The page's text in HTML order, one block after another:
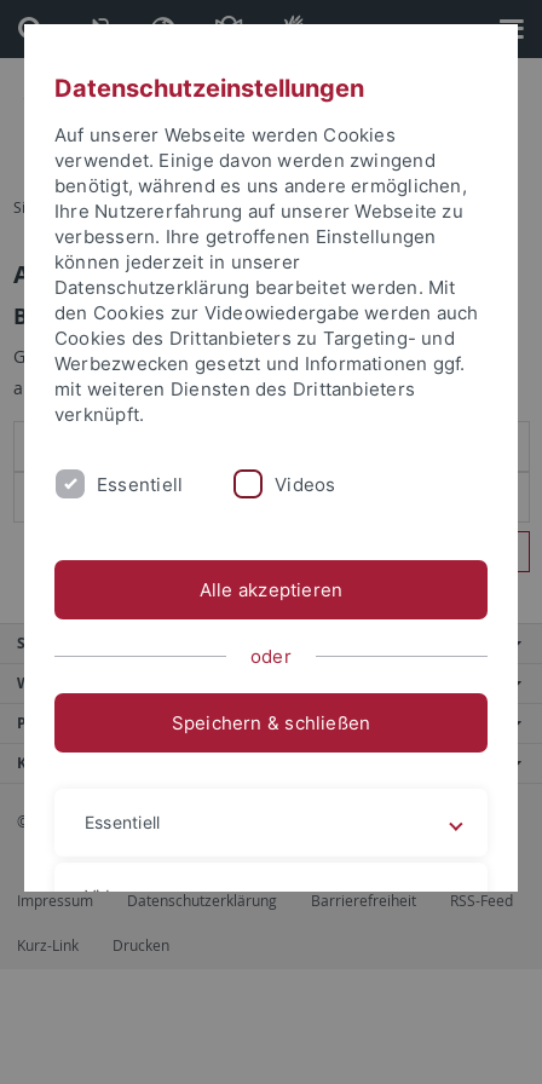
Direkt
zum
Inhalt
Direkt
zur
Fußleiste
Sie sind hier: Startseite
Anmelden
Benutzeranmeldung
Geben Sie Ihren Benutzernamen und Ihr Passwort an um sich
anzumelden:
Service
Weitere Angebote
Portale
Kontaktinfo
© 2026 Eberhard Karls Universität Tübingen, Tübingen
Impressum Datenschutzerklärung Barrierefreiheit RSS-Feed
Kurz-Link Drucken
Datenschutzeinstellungen
Auf unserer Webseite werden Cookies
verwendet. Einige davon werden zwingend
benötigt, während es uns andere ermöglichen,
Ihre Nutzererfahrung auf unserer Webseite zu
verbessern. Ihre getroffenen Einstellungen
können jederzeit in unserer
Datenschutzerklärung bearbeitet werden. Mit
den Cookies zur Videowiedergabe werden auch
Cookies des Drittanbieters zu Targeting- und
Werbezwecken gesetzt und Informationen ggf.
mit weiteren Diensten des Drittanbieters
verknüpft.
Essentiell Videos
Alle akzeptieren
oder
Speichern & schließen
Essentiell
Videos